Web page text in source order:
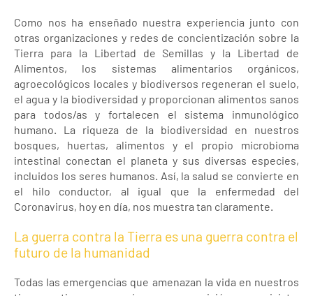
Como nos ha enseñado nuestra experiencia junto con
otras organizaciones y redes de concientización sobre la
Tierra para la Libertad de Semillas y la Libertad de
Alimentos, los sistemas alimentarios orgánicos,
agroecológicos locales y biodiversos regeneran el suelo,
el agua y la biodiversidad y proporcionan alimentos sanos
para todos/as y fortalecen el sistema inmunológico
humano. La riqueza de la biodiversidad en nuestros
bosques, huertas, alimentos y el propio microbioma
intestinal conectan el planeta y sus diversas especies,
incluidos los seres humanos. Así, la salud se convierte en
el hilo conductor, al igual que la enfermedad del
Coronavirus, hoy en día, nos muestra tan claramente.
La guerra contra la Tierra es una guerra contra el
futuro de la humanidad
Todas las emergencias que amenazan la vida en nuestros